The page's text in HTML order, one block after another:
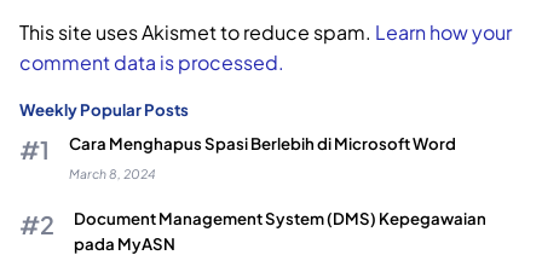
This site uses Akismet to reduce spam. Learn how your
comment data is processed.
Weekly Popular Posts
Cara Menghapus Spasi Berlebih di Microsoft Word
March 8, 2024
Document Management System (DMS) Kepegawaian
pada MyASN